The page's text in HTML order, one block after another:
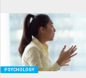
PSYCHOLOGY